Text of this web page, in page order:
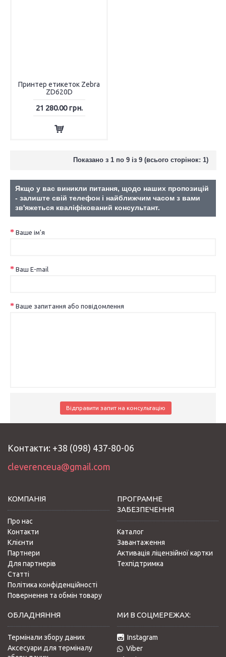
Принтер етикеток Zebra
ZD620D
21 280.00 грн.
Показано з 1 по 9 із 9 (всього сторінок: 1)
Якщо у вас виникли питання, щодо наших пропозицій
- залиште свій телефон і найближчим часом з вами
зв'яжеться кваліфікований консультант.
Ваше ім'я
Ваш E-mail
Ваше запитання або повідомлення
Відправити запит на консультацію
Контакти: +38 (098) 437-80-06
cleverenceua@gmail.com
КОМПАНІЯ
Про нас
Контакти
Клієнти
Партнери
Для партнерів
Статті
Політика конфіденційності
Повернення та обмін товару
ПРОГРАМНЕ
ЗАБЕЗПЕЧЕННЯ
Каталог
Завантаження
Активація ліцензійної картки
Техпідтримка
ОБЛАДНЯННЯ
Термінали збору даних
Аксесуари для терміналу
МИ В СОЦМЕРЕЖАХ:
Instagram
Viber